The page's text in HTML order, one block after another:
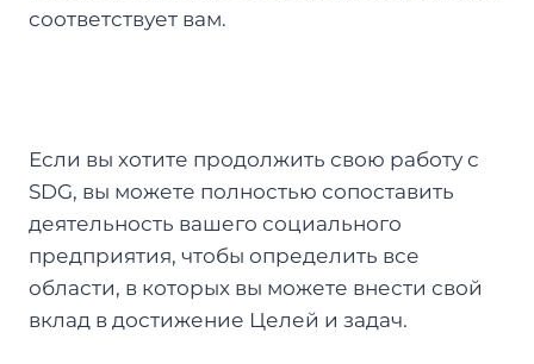
соответствует вам.
Если вы хотите продолжить свою работу с
SDG, вы можете полностью сопоставить
деятельность вашего социального
предприятия, чтобы определить все
области, в которых вы можете внести свой
вклад в достижение Целей и задач.